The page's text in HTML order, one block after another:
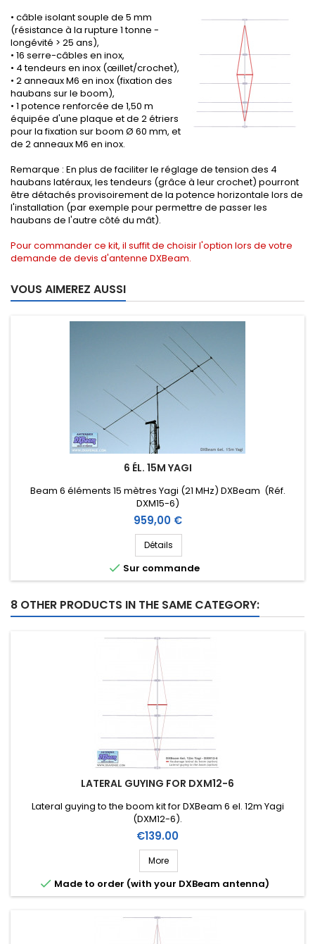
• câble isolant souple de 5 mm
(résistance à la rupture 1 tonne -
longévité > 25 ans),
• 16 serre-câbles en inox,
• 4 tendeurs en inox (œillet/crochet),
• 2 anneaux M6 en inox (fixation des
haubans sur le boom),
• 1 potence renforcée de 1,50 m
équipée d'une plaque et de 2 étriers
pour la fixation sur boom Ø 60 mm, et
de 2 anneaux M6 en inox.
Remarque : En plus de faciliter le réglage de tension des 4
haubans latéraux, les tendeurs (grâce à leur crochet) pourront
être détachés provisoirement de la potence horizontale lors de
l'installation (par exemple pour permettre de passer les
haubans de l'autre côté du mât).
Pour commander ce kit, il suffit de choisir l'option lors de votre
demande de devis d'antenne DXBeam.
VOUS AIMEREZ AUSSI
6 ÉL. 15M YAGI
Beam 6 éléments 15 mètres Yagi (21 MHz) DXBeam (Réf.
DXM15-6)
Prix
959,00 €
Détails
 Sur commande
8 OTHER PRODUCTS IN THE SAME CATEGORY:
LATERAL GUYING FOR DXM12-6
Lateral guying to the boom kit for DXBeam 6 el. 12m Yagi
(DXM12-6).
Price
€139.00
More
 Made to order (with your DXBeam antenna)